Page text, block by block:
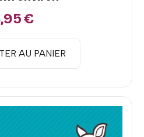
€
AU PANIER